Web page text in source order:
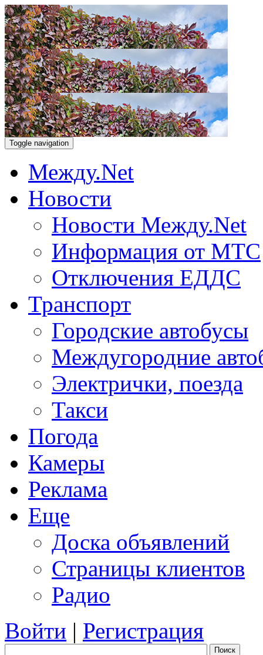
Toggle navigation
Между.Net
Новости
Новости Между.Net
Информация от МТС
Отключения ЕДДС
Транспорт
Городские автобусы
Междугородние
Электрички, поезда
Такси
Погода
Камеры
Реклама
Еще
Доска объявлений
Страницы клиентов
Радио
Войти | Регистрация
Поиск